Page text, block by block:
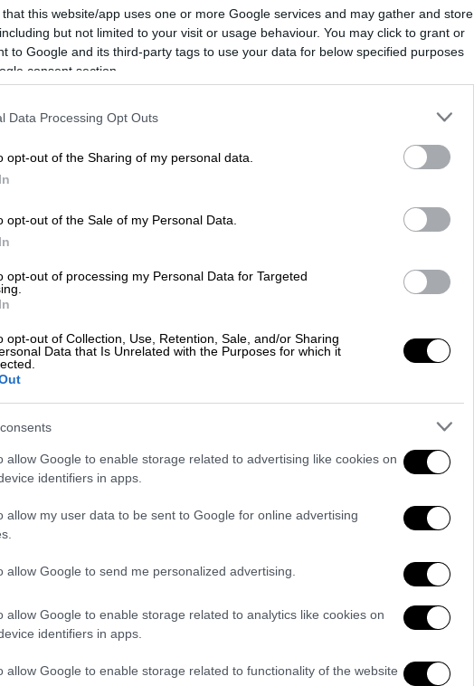
that this website/app uses one or more Google services and may gather and store
but not limited to your visit or usage behaviour. You may click to grant or
to Google and its third-party tags to use your data for below specified purposes
consent section.
Data Processing Opt Outs
opt-out of the Sharing of my personal data.
opt-out of the Sale of my Personal Data.
opt-out of processing my Personal Data for Targeted
opt-out of Collection, Use, Retention, Sale, and/or Sharing
Data that Is Unrelated with the Purposes for which it
allow Google to enable storage related to advertising like cookies on
identifiers in apps.
allow my user data to be sent to Google for online advertising
allow Google to send me personalized advertising.
allow Google to enable storage related to analytics like cookies on
identifiers in apps.
allow Google to enable storage related to functionality of the website
γνωστής εταιρείας απαίτησε ο
που το έχουν προμηθευτεί
τις εισαγωγές σε
Διεύθυνση Κεντρικής Μακεδονίας,
του Προγράμματος «Επίσημος Έλεγχος
Τροφίμων» έτους 2024, εντόπισε το
μπιφτέκια.
τα στοιχεία: «ΜΠΙΦΤΕΚΙ ΠΑΡΑΔΟΣΙΑΚΟ
παρασκευής: 27/07/2024 LOT
έως: 08/08/2024.
Α.Ε» με διακριτικό τίτλο «ΦΑΡΜΑ